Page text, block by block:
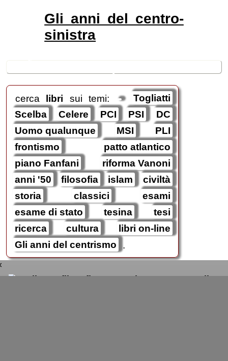
Gli anni del centro-
sinistra
cerca libri sui temi:
Togliatti
Scelba
Celere PCI PSI
DC
Uomo qualunque
MSI
PLI
frontismo
patto atlantico
piano Fanfani
riforma Vanoni
anni '50
filosofia islam
civiltà
storia
classici
esami
esame di stato
tesina
tesi
ricerca
cultura
libri on-line
Gli anni del centrismo